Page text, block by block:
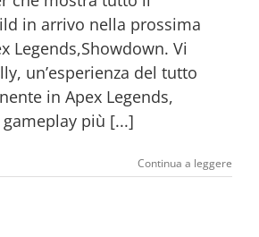
in arrivo nella prossima
Legends,Showdown. Vi
un’esperienza del tutto
in Apex Legends,
più [...]
Continua a leggere